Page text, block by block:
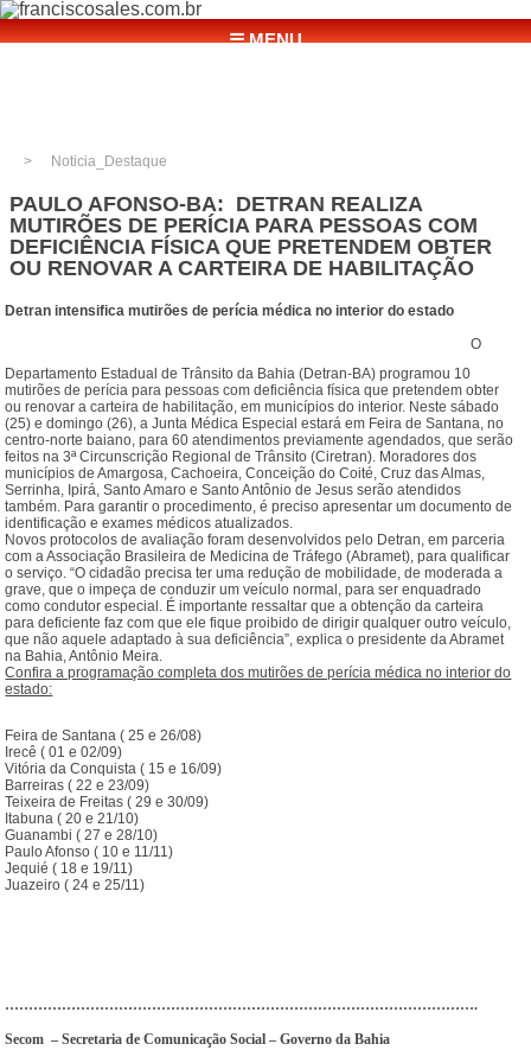
☰ MENU
Noticia_Destaque
PAULO AFONSO-BA: DETRAN REALIZA
MUTIRÕES DE PERÍCIA PARA PESSOAS COM
DEFICIÊNCIA FÍSICA QUE PRETENDEM OBTER
OU RENOVAR A CARTEIRA DE HABILITAÇÃO
Detran intensifica mutirões de perícia médica no interior do estado
O
Departamento Estadual de Trânsito da Bahia (Detran-BA) programou 10
mutirões de perícia para pessoas com deficiência física que pretendem obter
ou renovar a carteira de habilitação, em municípios do interior. Neste sábado
(25) e domingo (26), a Junta Médica Especial estará em Feira de Santana, no
centro-norte baiano, para 60 atendimentos previamente agendados, que serão
feitos na 3ª Circunscrição Regional de Trânsito (Ciretran). Moradores dos
municípios de Amargosa, Cachoeira, Conceição do Coité, Cruz das Almas,
Serrinha, Ipirá, Santo Amaro e Santo Antônio de Jesus serão atendidos
também. Para garantir o procedimento, é preciso apresentar um documento de
identificação e exames médicos atualizados.
Novos protocolos de avaliação foram desenvolvidos pelo Detran, em parceria
com a Associação Brasileira de Medicina de Tráfego (Abramet), para qualificar
o serviço. “O cidadão precisa ter uma redução de mobilidade, de moderada a
grave, que o impeça de conduzir um veículo normal, para ser enquadrado
como condutor especial. É importante ressaltar que a obtenção da carteira
para deficiente faz com que ele fique proibido de dirigir qualquer outro veículo,
que não aquele adaptado à sua deficiência”, explica o presidente da Abramet
na Bahia, Antônio Meira.
Confira a programação completa dos mutirões de perícia médica no interior do
estado:
Feira de Santana ( 25 e 26/08)
Irecê ( 01 e 02/09)
Vitória da Conquista ( 15 e 16/09)
Barreiras ( 22 e 23/09)
Teixeira de Freitas ( 29 e 30/09)
Itabuna ( 20 e 21/10)
Guanambi ( 27 e 28/10)
Paulo Afonso ( 10 e 11/11)
Jequié ( 18 e 19/11)
Juazeiro ( 24 e 25/11)
……………………………………………………………………………………….
Secom – Secretaria de Comunicação Social – Governo da Bahia